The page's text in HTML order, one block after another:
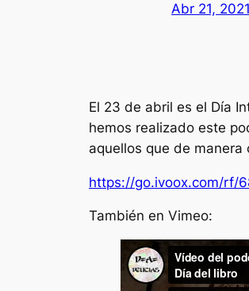
Abr 21, 2021
El 23 de abril es el Día
hemos realizado este
aquellos que de
https://go.ivoox.com/rf/
También en Vimeo: